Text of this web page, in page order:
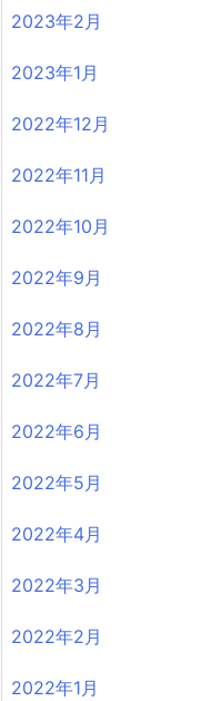
2023年2月
2023年1月
2022年12月
2022年11月
2022年10月
2022年9月
2022年8月
2022年7月
2022年6月
2022年5月
2022年4月
2022年3月
2022年2月
2022年1月